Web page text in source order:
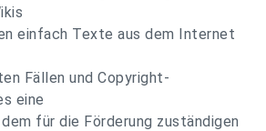
einfach Texte aus dem Internet
Fällen und Copyright-
eine
für die Förderung zuständigen